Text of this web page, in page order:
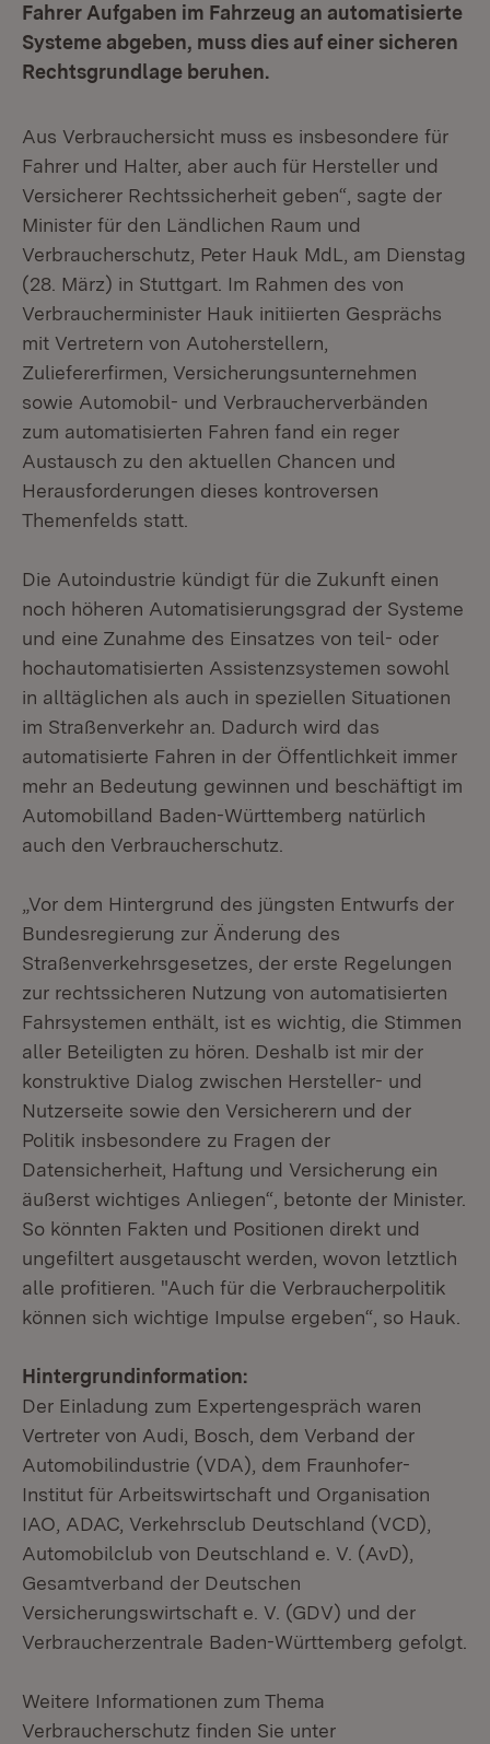
Fahrer Aufgaben im Fahrzeug an automatisierte
Systeme abgeben, muss dies auf einer sicheren
Rechtsgrundlage beruhen.
Aus Verbrauchersicht muss es insbesondere für
Fahrer und Halter, aber auch für Hersteller und
Versicherer Rechtssicherheit geben“, sagte der
Minister für den Ländlichen Raum und
Verbraucherschutz, Peter Hauk MdL, am Dienstag
(28. März) in Stuttgart. Im Rahmen des von
Verbraucherminister Hauk initiierten Gesprächs
mit Vertretern von Autoherstellern,
Zuliefererfirmen, Versicherungsunternehmen
sowie Automobil- und Verbraucherverbänden
zum automatisierten Fahren fand ein reger
Austausch zu den aktuellen Chancen und
Herausforderungen dieses kontroversen
Themenfelds statt.
Die Autoindustrie kündigt für die Zukunft einen
noch höheren Automatisierungsgrad der Systeme
und eine Zunahme des Einsatzes von teil- oder
hochautomatisierten Assistenzsystemen sowohl
in alltäglichen als auch in speziellen Situationen
im Straßenverkehr an. Dadurch wird das
automatisierte Fahren in der Öffentlichkeit immer
mehr an Bedeutung gewinnen und beschäftigt im
Automobilland Baden-Württemberg natürlich
auch den Verbraucherschutz.
„Vor dem Hintergrund des jüngsten Entwurfs der
Bundesregierung zur Änderung des
Straßenverkehrsgesetzes, der erste Regelungen
zur rechtssicheren Nutzung von automatisierten
Fahrsystemen enthält, ist es wichtig, die Stimmen
aller Beteiligten zu hören. Deshalb ist mir der
konstruktive Dialog zwischen Hersteller- und
Nutzerseite sowie den Versicherern und der
Politik insbesondere zu Fragen der
Datensicherheit, Haftung und Versicherung ein
äußerst wichtiges Anliegen“, betonte der Minister.
So könnten Fakten und Positionen direkt und
ungefiltert ausgetauscht werden, wovon letztlich
alle profitieren. "Auch für die Verbraucherpolitik
können sich wichtige Impulse ergeben“, so Hauk.
Hintergrundinformation:
Der Einladung zum Expertengespräch waren
Vertreter von Audi, Bosch, dem Verband der
Automobilindustrie (VDA), dem Fraunhofer-
Institut für Arbeitswirtschaft und Organisation
IAO, ADAC, Verkehrsclub Deutschland (VCD),
Automobilclub von Deutschland e. V. (AvD),
Gesamtverband der Deutschen
Versicherungswirtschaft e. V. (GDV) und der
Verbraucherzentrale Baden-Württemberg gefolgt.
Weitere Informationen zum Thema
Verbraucherschutz finden Sie unter